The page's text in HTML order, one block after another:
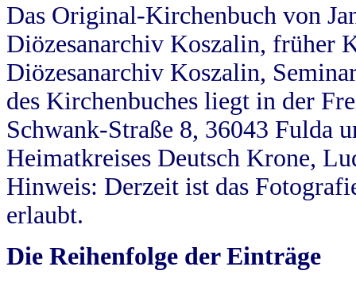
Das Original-Kirchenbuch von
Diözesanarchiv Koszalin, früher
Diözesanarchiv Koszalin,
des Kirchenbuches liegt in der
Schwank-Straße 8, 36043 Fulda
Heimatkreises Deutsch Krone,
Hinweis: Derzeit ist das
erlaubt.
Die Reihenfolge der Einträge